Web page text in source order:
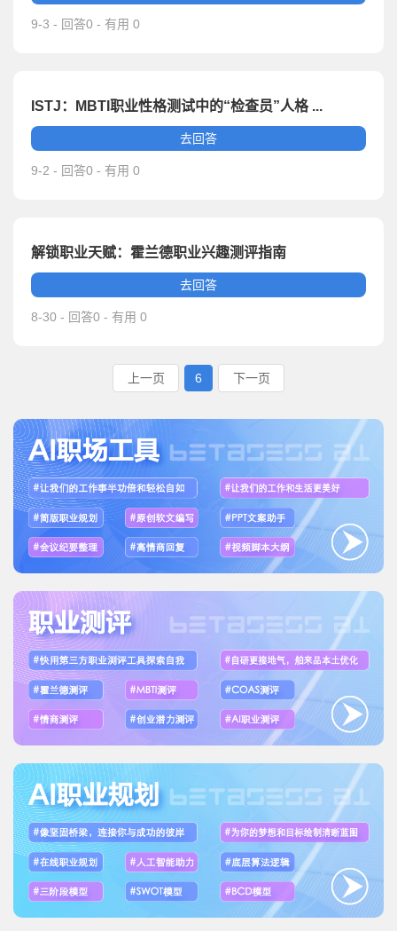
9-3 - 回答0 - 有用 0
ISTJ：MBTI职业性格测试中的“检查员”人格 ...
去回答
9-2 - 回答0 - 有用 0
解锁职业天赋：霍兰德职业兴趣测评指南
去回答
8-30 - 回答0 - 有用 0
上一页 6 下一页